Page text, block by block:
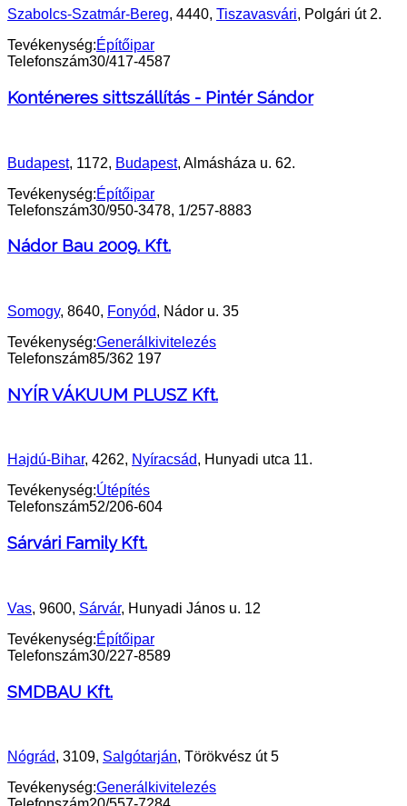
Szabolcs-Szatmár-Bereg, 4440, Tiszavasvári, Polgári út 2.
Tevékenység:Építőipar
Telefonszám30/417-4587
Konténeres sittszállítás - Pintér Sándor
Budapest, 1172, Budapest, Almásháza u. 62.
Tevékenység:Építőipar
Telefonszám30/950-3478, 1/257-8883
Nádor Bau 2009. Kft.
Somogy, 8640, Fonyód, Nádor u. 35
Tevékenység:Generálkivitelezés
Telefonszám85/362 197
NYÍR VÁKUUM PLUSZ Kft.
Hajdú-Bihar, 4262, Nyíracsád, Hunyadi utca 11.
Tevékenység:Útépítés
Telefonszám52/206-604
Sárvári Family Kft.
Vas, 9600, Sárvár, Hunyadi János u. 12
Tevékenység:Építőipar
Telefonszám30/227-8589
SMDBAU Kft.
Nógrád, 3109, Salgótarján, Törökvész út 5
Tevékenység:Generálkivitelezés